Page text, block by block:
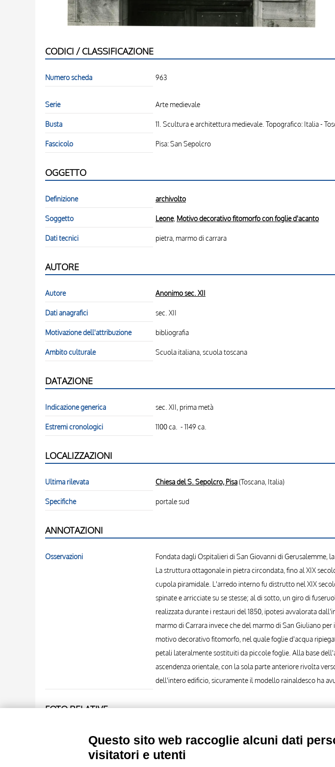
CODICI / CLASSIFICAZIONE
Numero scheda 963
Serie Arte medievale
Busta 11. Scultura e architettura medievale. Topografico: Italia -
Fascicolo Pisa: San Sepolcro
OGGETTO
Definizione archivolto
Soggetto Leone, Motivo decorativo fitomorfo con foglie d'acanto
Dati tecnici pietra, marmo di carrara
AUTORE
Autore Anonimo sec. XII
Dati anagrafici sec. XII
Motivazione dell'attribuzione bibliografia
Ambito culturale Scuola italiana, scuola toscana
DATAZIONE
Indicazione generica sec. XII, prima metà
Estremi cronologici 1100 ca. - 1149 ca.
LOCALIZZAZIONI
Ultima rilevata Chiesa del S. Sepolcro, Pisa(Toscana, Italia)
Specifiche portale sud
ANNOTAZIONI
Osservazioni
Fondata dagli Ospitalieri di San Giovanni di Gerusalemme,
La struttura ottagonale in pietra circondata, fino al XIX
cupola piramidale. L'arredo interno fu distrutto nel XIX
spinate e arricciate su se stesse; al di sotto, un giro di
realizzata durante i restauri del 1850, ipotesi avvalorata
marmo di Carrara invece che del marmo di San Giuliano
motivo decorativo fitomorfo, nel quale foglie d'acqua
petali lateralmente sostituiti da piccole foglie. Alla base
ascendenza orientale, con la sola parte anteriore rivolta
dell'intero edificio, sicuramente il modello rainaldesco ha
FOTO RELATIVE
Università di Pisa. Dipartimento di Storia delle Arti , Pisa -
Università di Pisa. Dipartimento di Storia delle Arti , Pisa -
Questo sito web raccoglie alcuni dati
visitatori e utenti